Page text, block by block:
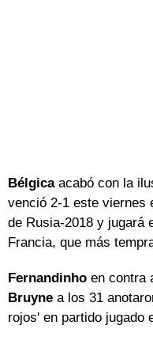
Bélgicaacabó con la
venció 2-1 este viernes
de Rusia-2018 y jugará
Francia, que más
Fernandinho en contra
Bruyne a los 31
rojos' en partido jugado